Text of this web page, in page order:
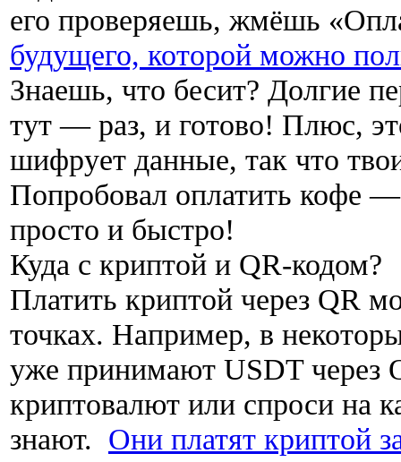
его проверяешь, жмёшь
будущего, которой можно
Знаешь, что бесит? Долгие
тут — раз, и готово! Плюс,
шифрует данные, так что
Попробовал оплатить кофе
просто и быстро!
Куда с криптой и QR-кодом?
Платить криптой через QR
точках. Например, в
уже принимают USDT
криптовалют или спроси на
знают. Они платят криптой